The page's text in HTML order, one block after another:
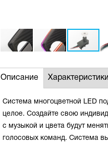
Описание
Система многоцветной LED
целое. Создайте свою
с музыкой и цвета будут
голосовых команд. Система
Характеристики